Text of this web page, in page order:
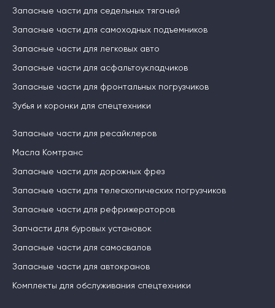
Запасные части для седельных тягачей
Запасные части для самоходных подъемников
Запасные части для легковых авто
Запасные части для асфальтоукладчиков
Запасные части для фронтальных погрузчиков
Зубья и коронки для спецтехники
Запасные части для ресайклеров
Масла Комтранс
Запасные части для дорожных фрез
Запасные части для телескопических погрузчиков
Запасные части для рефрижераторов
Запчасти для буровых установок
Запасные части для самосвалов
Запасные части для автокранов
Комплекты для обслуживания спецтехники